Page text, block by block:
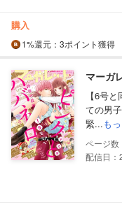
購入
1%還元 ：3ポイント獲得
マーガ
【6号
ての男
緊...も
配信日